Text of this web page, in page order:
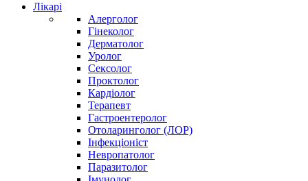
Лікарі
Алерголог
Гінеколог
Дерматолог
Уролог
Сексолог
Проктолог
Кардіолог
Терапевт
Гастроентеролог
Отоларинголог (ЛОР)
Інфекціоніст
Невропатолог
Паразитолог